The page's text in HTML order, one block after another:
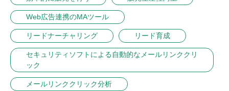
Web広告連携のMAツール
リードナーチャリング リード育成
セキュリティソフトによる自動的なメールリンククリ
ック
メールリンククリック分析